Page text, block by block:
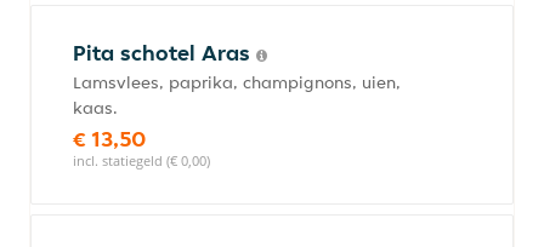
Pita schotel Aras
Lamsvlees, paprika, champignons, uien,
kaas.
€ 13,50
incl. statiegeld (€ 0,00)